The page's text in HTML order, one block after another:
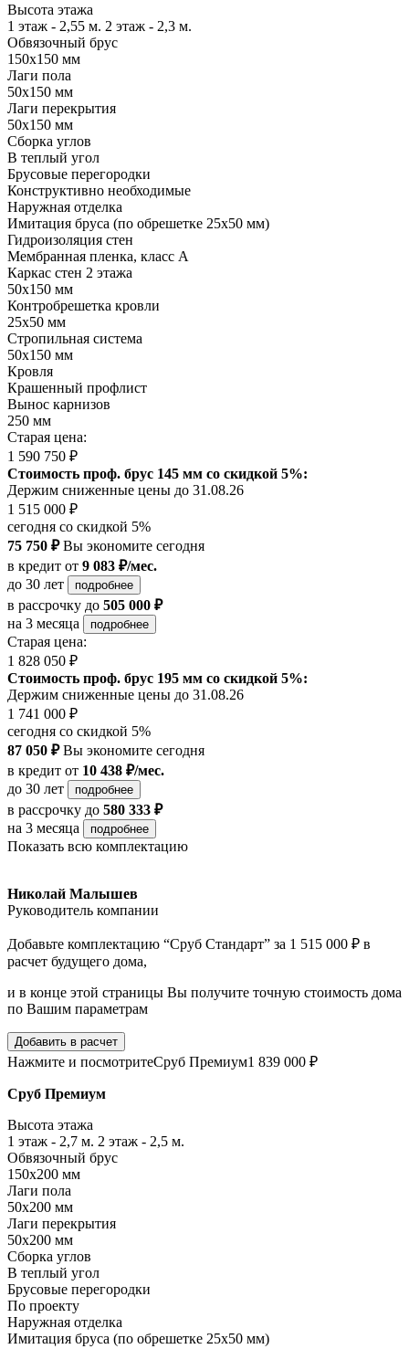
Высота этажа
1 этаж - 2,55 м. 2 этаж - 2,3 м.
Обвязочный брус
150х150 мм
Лаги пола
50х150 мм
Лаги перекрытия
50х150 мм
Сборка углов
В теплый угол
Брусовые перегородки
Конструктивно необходимые
Наружная отделка
Имитация бруса (по обрешетке 25х50 мм)
Гидроизоляция стен
Мембранная пленка, класс А
Каркас стен 2 этажа
50х150 мм
Контробрешетка кровли
25х50 мм
Стропильная система
50х150 мм
Кровля
Крашенный профлист
Вынос карнизов
250 мм
Старая цена:
1 590 750 ₽
Стоимость проф. брус 145 мм со скидкой 5%:
Держим сниженные цены до 31.08.26
1 515 000 ₽
сегодня со скидкой 5%
75 750 ₽Вы экономите сегодня
в кредит от 9 083 ₽/мес.
до 30 лет
подробнее
в рассрочку до 505 000 ₽
на 3 месяца
подробнее
Старая цена:
1 828 050 ₽
Стоимость проф. брус 195 мм со скидкой 5%:
Держим сниженные цены до 31.08.26
1 741 000 ₽
сегодня со скидкой 5%
87 050 ₽Вы экономите сегодня
в кредит от 10 438 ₽/мес.
до 30 лет
подробнее
в рассрочку до 580 333 ₽
на 3 месяца
подробнее
Показать всю комплектацию
Николай Малышев
Руководитель компании
Добавьте комплектацию “Сруб Стандарт” за 1 515 000 ₽ в
расчет будущего дома,
и в конце этой страницы Вы получите точную стоимость дома
по Вашим параметрам
Добавить в расчет
Нажмите и посмотритеСруб Премиум1 839 000 ₽
Сруб Премиум
Высота этажа
1 этаж - 2,7 м. 2 этаж - 2,5 м.
Обвязочный брус
150х200 мм
Лаги пола
50х200 мм
Лаги перекрытия
50х200 мм
Сборка углов
В теплый угол
Брусовые перегородки
По проекту
Наружная отделка
Имитация бруса (по обрешетке 25х50 мм)